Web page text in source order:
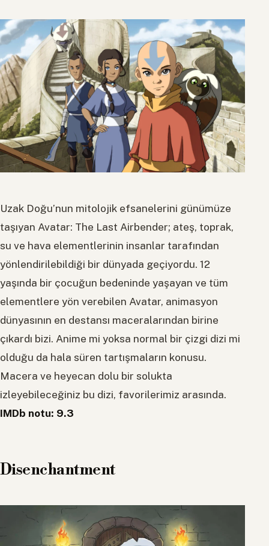
Uzak Doğu’nun mitolojik efsanelerini günümüze
taşıyan Avatar: The Last Airbender; ateş, toprak,
su ve hava elementlerinin insanlar tarafından
yönlendirilebildiği bir dünyada geçiyordu. 12
yaşında bir çocuğun bedeninde yaşayan ve tüm
elementlere yön verebilen Avatar, animasyon
dünyasının en destansı maceralarından birine
çıkardı bizi. Anime mi yoksa normal bir çizgi dizi mi
olduğu da hala süren tartışmaların konusu.
Macera ve heyecan dolu bir solukta
izleyebileceğiniz bu dizi, favorilerimiz arasında.
IMDb notu: 9.3
Disenchantment